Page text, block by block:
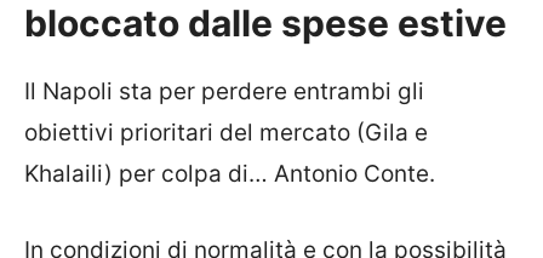
bloccato dalle spese estive
Il Napoli sta per perdere entrambi gli
obiettivi prioritari del mercato (Gila e
Khalaili) per colpa di… Antonio Conte.
In condizioni di normalità e con la possibilità